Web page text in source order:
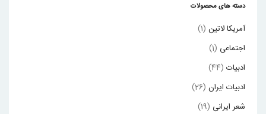
دسته های محصولات
آمریکا لاتین (1)
اجتماعی (1)
ادبیات (44)
ادبیات ایران (26)
شعر ایرانی (19)